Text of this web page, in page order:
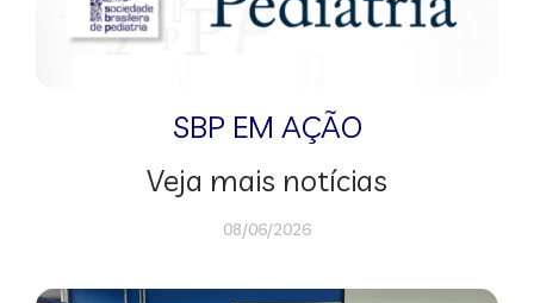
SBP EM AÇÃO
Veja mais notícias
08/06/2026